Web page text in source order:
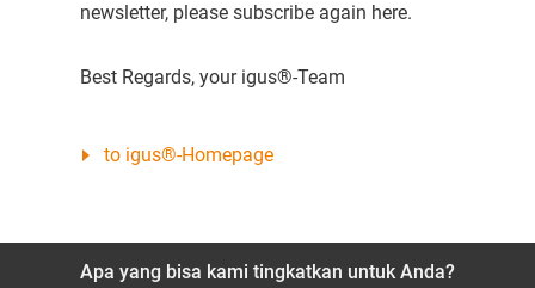
newsletter, please subscribe again here.
Best Regards, your igus®-Team
to igus®-Homepage
Apa yang bisa kami tingkatkan untuk Anda?